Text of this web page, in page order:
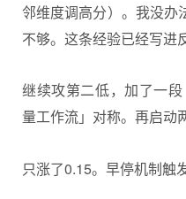
邻维度调高分）。我没办
不够。这条经验已经写进
继续攻第二低，加了一
量工作流」对称。再启动
只涨了0.15。早停机制触